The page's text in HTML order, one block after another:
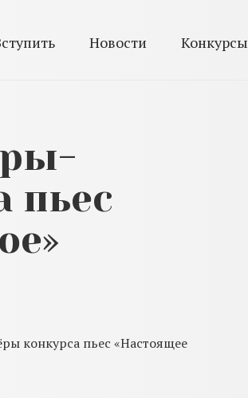
Новости Конкурсы
пьес
конкурса пьес «Настоящее